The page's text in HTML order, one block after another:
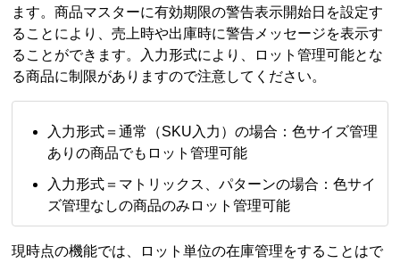
ます。商品マスターに有効期限の警告表示開始日を設定す
ることにより、売上時や出庫時に警告メッセージを表示す
ることができます。入力形式により、ロット管理可能とな
る商品に制限がありますので注意してください。
入力形式＝通常（SKU入力）の場合：色サイズ管理
ありの商品でもロット管理可能
入力形式＝マトリックス、パターンの場合：色サイ
ズ管理なしの商品のみロット管理可能
現時点の機能では、ロット単位の在庫管理をすることはで